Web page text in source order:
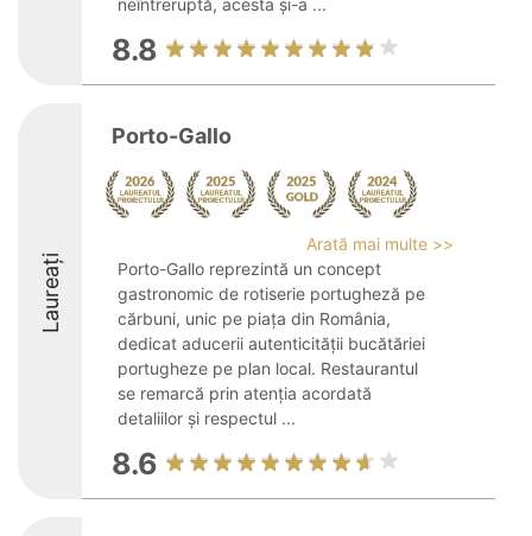
neîntreruptă, acesta și-a ...
8.8
Laureați
Porto-Gallo
Arată mai multe >>
Porto-Gallo reprezintă un concept
gastronomic de rotiserie portugheză pe
cărbuni, unic pe piața din România,
dedicat aducerii autenticității bucătăriei
portugheze pe plan local. Restaurantul
se remarcă prin atenția acordată
detaliilor și respectul ...
8.6